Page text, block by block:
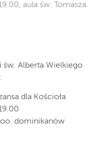
aula św. Tomasza.
św. Alberta Wielkiego
dla Kościoła
oo. dominikanów